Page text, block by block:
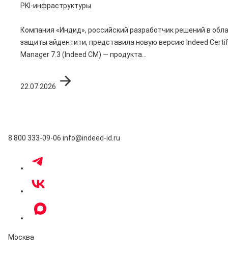
PKI-инфраструктуры
Компания «Индид», российский разработчик решений в
защиты айдентити, представила новую версию Indeed
Manager 7.3 (Indeed CM) — продукта...
22.07.2026
8 800 333-09-06 info@indeed-id.ru
Москва